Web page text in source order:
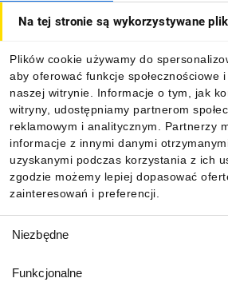
Na tej stronie są wykorzystywane
Plików cookie używamy do
aby oferować funkcje społecznościowe
naszej witrynie. Informacje o tym, jak
witryny, udostępniamy partnerom
reklamowym i analitycznym. Partnerzy
informacje z innymi danymi
uzyskanymi podczas korzystania z ich
zgodzie możemy lepiej dopasować
zainteresowań i preferencji.
zgody
Niezbędne
Funkcjonalne
Informacje
Pobierz naszą aplikację